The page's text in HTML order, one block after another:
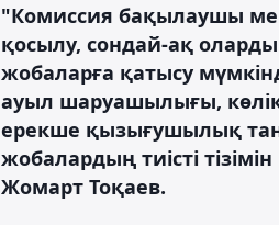
"Комиссия бақылаушы
қосылу, сондай-ақ
жобаларға қатысу
ауыл шаруашылығы,
ерекше қызығушылық
жобалардың тиісті
Жомарт Тоқаев.